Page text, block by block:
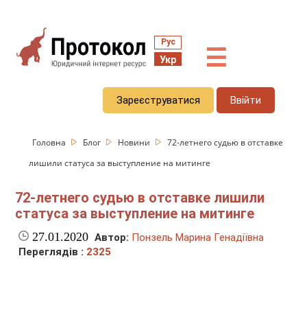
Рус
Укр ☰
Зареєструватися Ввійти
Головна Блог Новини
72-летнего судью в отставке
лишили статуса за выступление на митинге
72-летнего судью в отставке лишили
статуса за выступление на митинге
27.01.2020 Автор: Понзель Марина Генадіївна
Переглядів : 2325